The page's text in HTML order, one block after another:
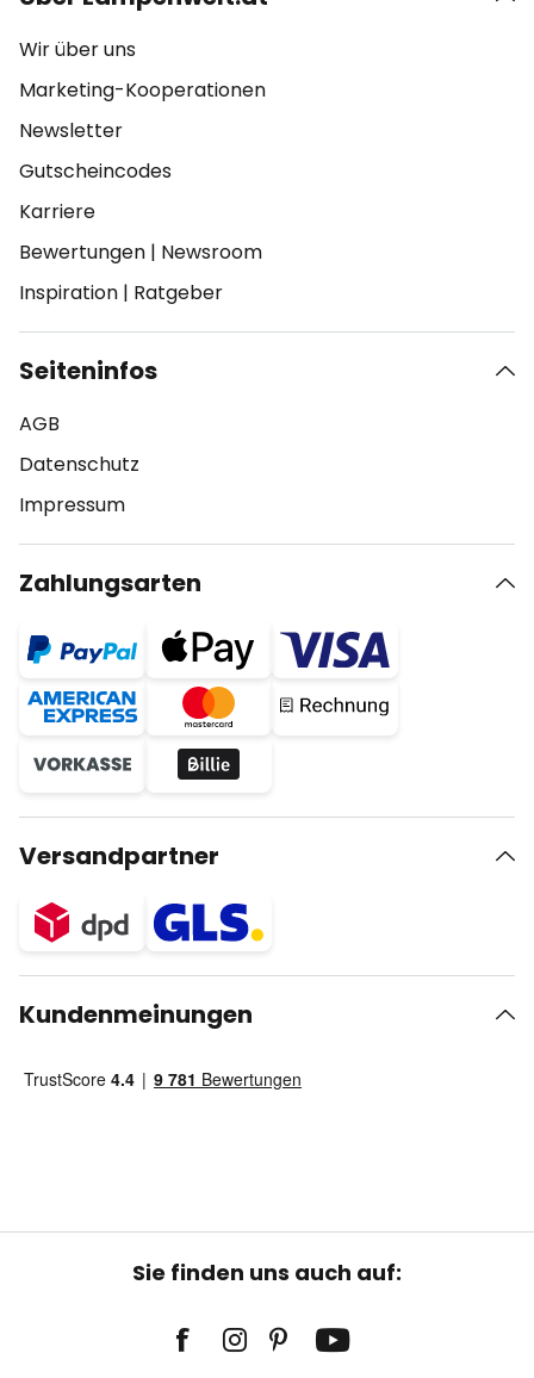
Wir über uns
Marketing-Kooperationen
Newsletter
Gutscheincodes
Karriere
Bewertungen | Newsroom
Inspiration | Ratgeber
Seiteninfos
AGB
Datenschutz
Impressum
Zahlungsarten
Versandpartner
Kundenmeinungen
Sie finden uns auch auf: